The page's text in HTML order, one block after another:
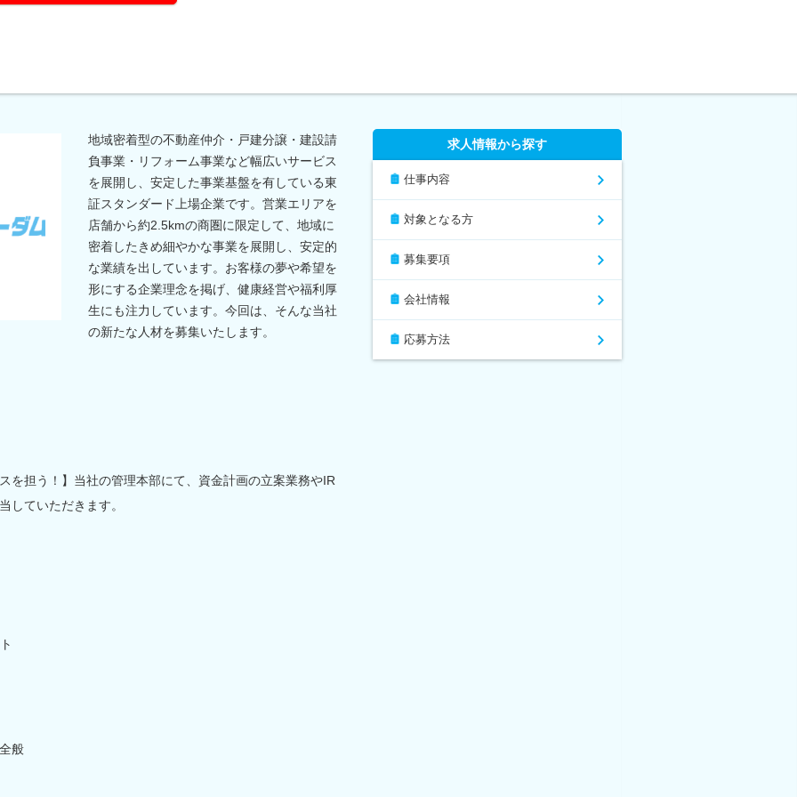
地域密着型の不動産仲介・戸建分譲・建設請
負事業・リフォーム事業など幅広いサービス
を展開し、安定した事業基盤を有している東
証スタンダード上場企業です。営業エリアを
店舗から約2.5kmの商圏に限定して、地域に
密着したきめ細やかな事業を展開し、安定的
な業績を出しています。お客様の夢や希望を
形にする企業理念を掲げ、健康経営や福利厚
生にも注力しています。今回は、そんな当社
の新たな人材を募集いたします。
を担う！】当社の管理本部にて、資金計画の立案業務やIR
していただきます。
般
求人情報から探す
仕事内容
対象となる方
募集要項
会社情報
応募方法